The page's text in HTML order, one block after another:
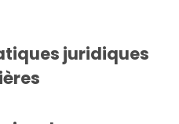
juridiques